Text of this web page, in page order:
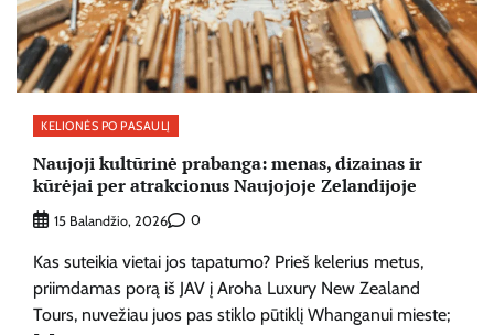
KELIONĖS PO PASAULĮ
Naujoji kultūrinė prabanga: menas, dizainas ir
kūrėjai per atrakcionus Naujojoje Zelandijoje
15 Balandžio, 2026 0
Kas suteikia vietai jos tapatumo? Prieš kelerius metus,
priimdamas porą iš JAV į Aroha Luxury New Zealand
Tours, nuvežiau juos pas stiklo pūtiklį Whanganui mieste;